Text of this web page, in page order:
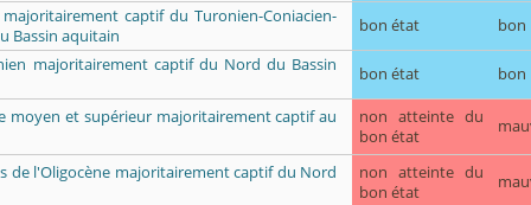
captif du Turonien-Coniacien-
Bassin aquitain
bon état
bon
majoritairement captif du Nord du Bassin
bon état bon
moyen et supérieur majoritairement captif au
non atteinte du
bon état
de l'Oligocène majoritairement captif du Nord
non atteinte du
bon état